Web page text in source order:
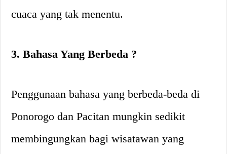
cuaca yang tak menentu.
3. Bahasa Yang Berbeda ?️
Penggunaan bahasa yang berbeda-beda di
Ponorogo dan Pacitan mungkin sedikit
membingungkan bagi wisatawan yang